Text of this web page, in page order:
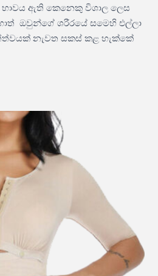
ඇති කෙනෙකු විශාල ලෙස
ඔවුන්ගේ ශරීරයේ සමෙහි එල්ලා
නැවත සකස් කළ හැක්කේ